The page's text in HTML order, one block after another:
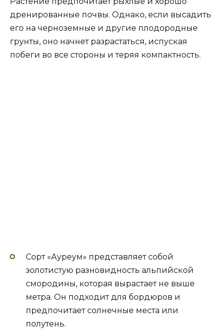
дренированные почвы. Однако, если высадить
его на черноземные и другие плодородные
грунты, оно начнет разрастаться, испуская
побеги во все стороны и теряя компактность.
Сорт «Ауреум» представляет собой
золотистую разновидность альпийской
смородины, которая вырастает не выше
метра. Он подходит для бордюров и
предпочитает солнечные места или
полутень.